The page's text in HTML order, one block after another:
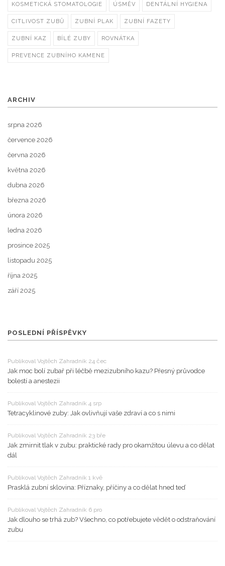
KOSMETICKÁ STOMATOLOGIE ÚSMĚV DENTÁLNÍ HYGIENA
CITLIVOST ZUBŮ ZUBNÍ PLAK ZUBNÍ FAZETY
ZUBNÍ KAZ BÍLÉ ZUBY ROVNÁTKA
PREVENCE ZUBNÍHO KAMENE
ARCHIV
srpna 2026
července 2026
června 2026
května 2026
dubna 2026
března 2026
února 2026
ledna 2026
prosince 2025
listopadu 2025
října 2025
září 2025
POSLEDNÍ PŘÍSPĚVKY
Publikoval Vojtěch Zahradník 24 čec
Jak moc bolí zubař při léčbě mezizubního kazu? Přesný průvodce
bolestí a anestezii
Publikoval Vojtěch Zahradník 4 srp
Tetracyklinové zuby: Jak ovlivňují vaše zdraví a co s nimi
Publikoval Vojtěch Zahradník 23 bře
Jak zmirnit tlak v zubu: praktické rady pro okamžitou úlevu a co dělat
dál
Publikoval Vojtěch Zahradník 1 kvě
Prasklá zubní sklovina: Příznaky, příčiny a co dělat hned teď
Publikoval Vojtěch Zahradník 6 pro
Jak dlouho se trhá zub? Všechno, co potřebujete vědět o odstraňování
zubu